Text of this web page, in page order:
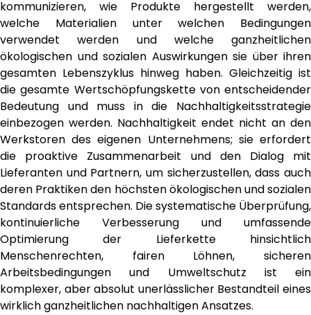
kommunizieren, wie Produkte hergestellt werden,
welche Materialien unter welchen Bedingungen
verwendet werden und welche ganzheitlichen
ökologischen und sozialen Auswirkungen sie über ihren
gesamten Lebenszyklus hinweg haben. Gleichzeitig ist
die gesamte Wertschöpfungskette von entscheidender
Bedeutung und muss in die Nachhaltigkeitsstrategie
einbezogen werden. Nachhaltigkeit endet nicht an den
Werkstoren des eigenen Unternehmens; sie erfordert
die proaktive Zusammenarbeit und den Dialog mit
Lieferanten und Partnern, um sicherzustellen, dass auch
deren Praktiken den höchsten ökologischen und sozialen
Standards entsprechen. Die systematische Überprüfung,
kontinuierliche Verbesserung und umfassende
Optimierung der Lieferkette hinsichtlich
Menschenrechten, fairen Löhnen, sicheren
Arbeitsbedingungen und Umweltschutz ist ein
komplexer, aber absolut unerlässlicher Bestandteil eines
wirklich ganzheitlichen nachhaltigen Ansatzes.